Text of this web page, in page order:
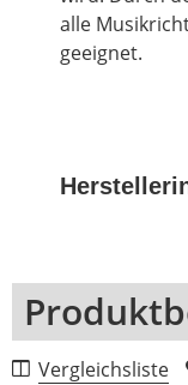
alle
geeignet.
Vergleichsliste